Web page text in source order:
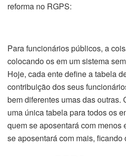
reforma no RGPS:
Para funcionários públicos, a
colocando os em um sistema
Hoje, cada ente define a tabela
contribuição dos seus
bem diferentes umas das outras.
uma única tabela para todos os
quem se aposentará com menos
se aposentará com mais, ficando